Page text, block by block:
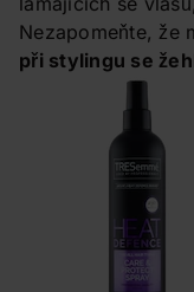
Nezapomeňte, že
při stylingu se